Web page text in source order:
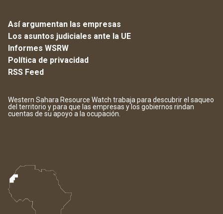
Así argumentan las empresas
Los asuntos judiciales ante la UE
Informes WSRW
Política de privacidad
RSS Feed
Western Sahara Resource Watch trabaja para descubrir el saqueo
del territorio y para que las empresas y los gobiernos rindan
cuentas de su apoyo a la ocupación.